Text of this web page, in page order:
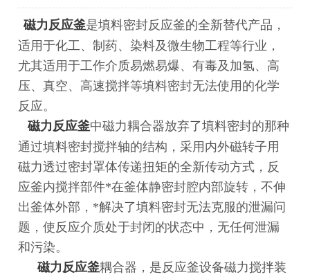
磁力反应釜是填料密封反应釜的全新替代产品，
适用于化工、制药、染料及微生物工程等行业，
尤其适用于工作介质易燃易爆、有毒及加氢、高
压、真空、高速搅拌等填料密封无法使用的化学
反应。
磁力反应釜中磁力耦合器放弃了填料密封的那种
通过填料密封搅拌轴的结构，采用内外磁转子用
磁力透过密封罩体传递扭矩的全新传动方式，反
应釜内搅拌部件*在釜体静密封腔内部旋转，不伸
出釜体外部，*解决了填料密封无法克服的泄漏问
题，使反应介质处于封闭的状态中，无任何泄漏
和污染。
磁力反应釜耦合器，是反应釜设备磁力搅拌装